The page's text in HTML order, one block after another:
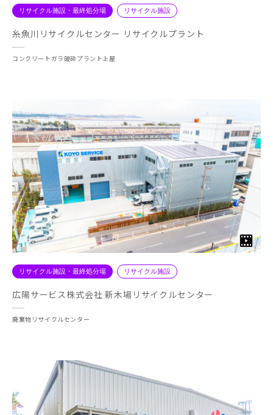
リサイクル施設・最終処分場 リサイクル施設
糸魚川リサイクルセンター リサイクルプラント
コンクリートガラ破砕プラント上屋
リサイクル施設・最終処分場 リサイクル施設
広陽サービス株式会社 新木場リサイクルセンター
廃棄物リサイクルセンター